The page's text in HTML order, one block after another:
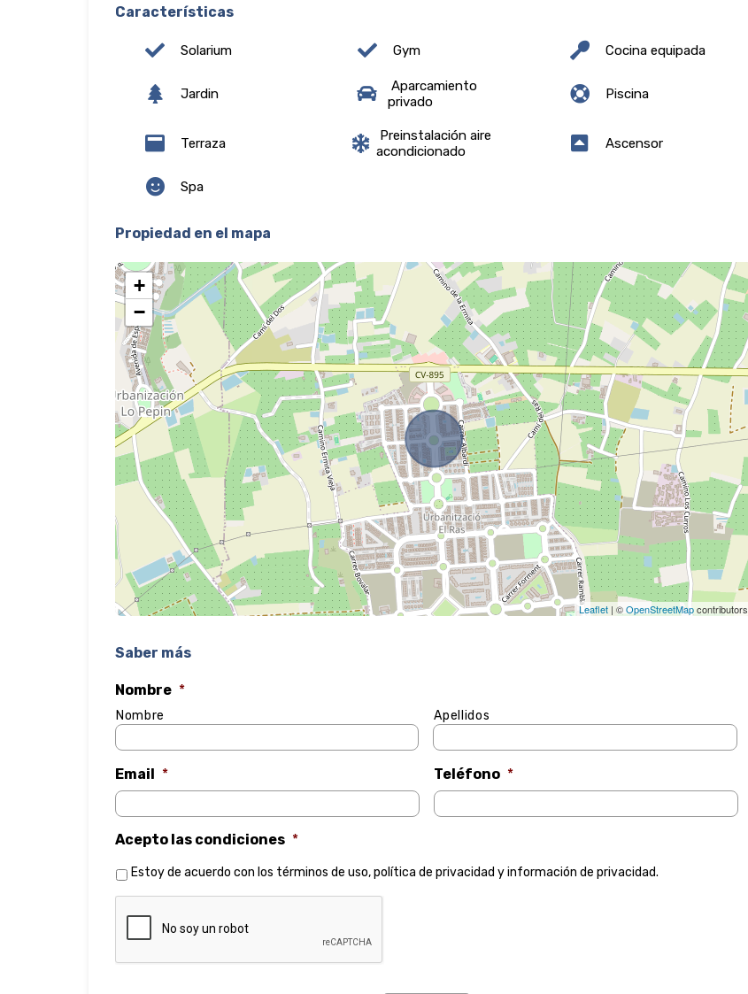
Características
Solarium Gym Cocina equipada
Jardin
Aparcamiento
privado
Piscina
Terraza
Preinstalación aire
acondicionado
Ascensor
Spa
Propiedad en el mapa
+
−
Leaflet| ©OpenStreetMapcontributors
Saber más
Nombre *
Nombre Apellidos
Email * Teléfono *
Acepto las condiciones *
Estoy de acuerdo con los términos de uso,política de privacidad yinformación de privacidad.